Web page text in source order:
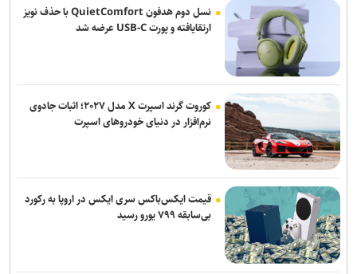
نسل دوم هدفون QuietComfort با حذف نویز
ارتقایافته و پورت USB-C عرضه شد
کوروت گرند اسپرت X مدل ۲۰۲۷؛ اثبات جادوی
نرم‌افزار در دنیای خودروهای اسپرت
قیمت ایکس‌باکس سری ایکس در اروپا به رکورد
بی‌سابقه ۷۹۹ یورو رسید